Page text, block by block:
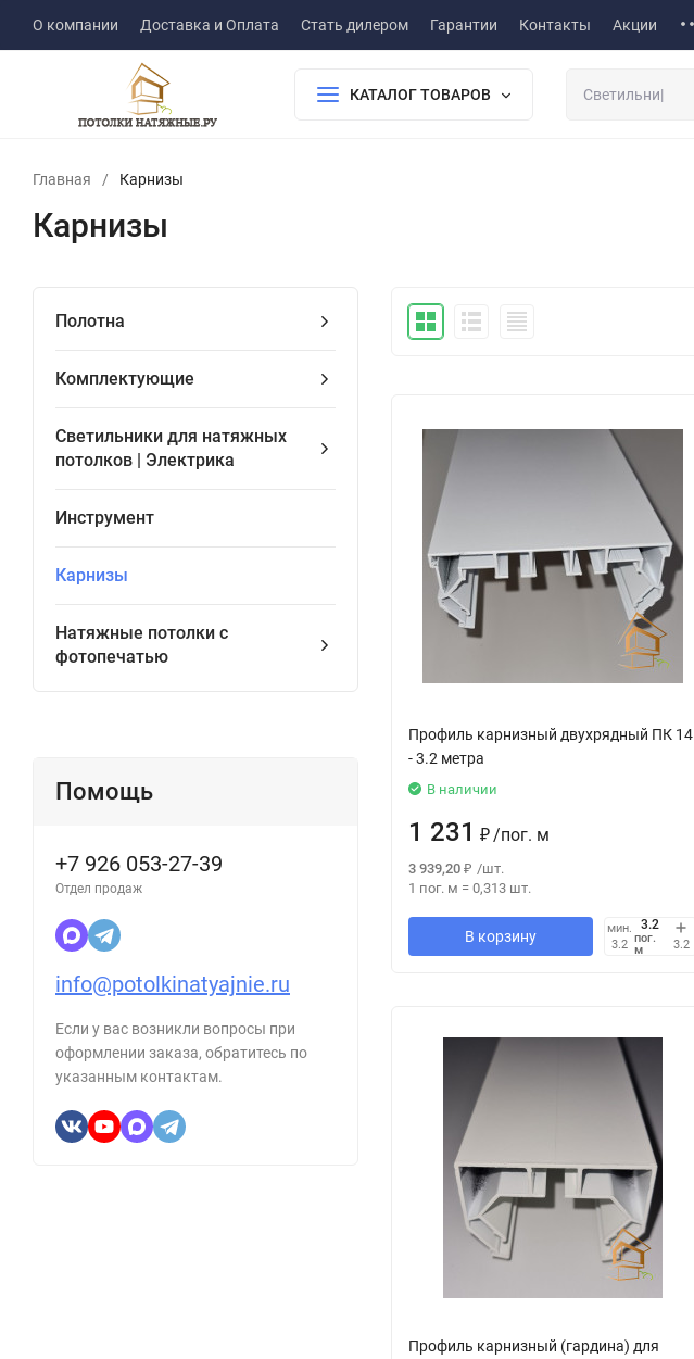
О компании Доставка и Оплата Стать дилером Гарантии Контакты Акции
КАТАЛОГ ТОВАРОВ
Главная / Карнизы
Карнизы
Полотна
Комплектующие
Светильники для натяжных
потолков | Электрика
Инструмент
Карнизы
Натяжные потолки с
фотопечатью
Помощь
+7 926 053-27-39
Отдел продаж
info@potolkinatyajnie.ru
Если у вас возникли вопросы при
оформлении заказа, обратитесь по
указанным контактам.
Профиль карнизный двухрядный ПК 14
- 3.2 метра
В наличии
1 231 ₽/пог. м
3 939,20 ₽ /шт.
1 пог. м = 0,313 шт.
В корзину
мин.
3.2 пог.
м
3.2
Профиль карнизный (гардина) для